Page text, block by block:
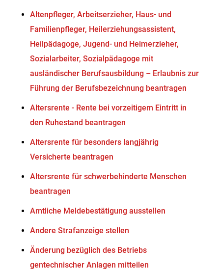
Altenpfleger, Arbeitserzieher, Haus- und
Familienpfleger, Heilerziehungsassistent,
Heilpädagoge, Jugend- und Heimerzieher,
Sozialarbeiter, Sozialpädagoge mit
ausländischer Berufsausbildung – Erlaubnis zur
Führung der Berufsbezeichnung beantragen
Altersrente - Rente bei vorzeitigem Eintritt in
den Ruhestand beantragen
Altersrente für besonders langjährig
Versicherte beantragen
Altersrente für schwerbehinderte Menschen
beantragen
Amtliche Meldebestätigung ausstellen
Andere Strafanzeige stellen
Änderung bezüglich des Betriebs
gentechnischer Anlagen mitteilen